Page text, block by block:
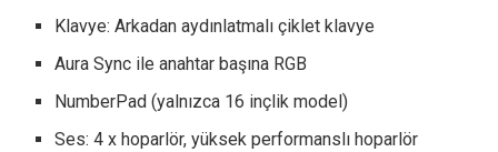
Klavye: Arkadan aydınlatmalı çiklet klavye
Aura Sync ile anahtar başına RGB
NumberPad (yalnızca 16 inçlik model)
Ses: 4 x hoparlör, yüksek performanslı hoparlör